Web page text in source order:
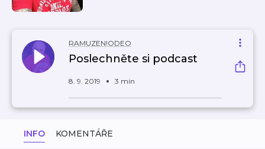
RAMUZEN!ODEO
Poslechněte si podcast
8. 9. 2019 3 min
INFO KOMENTÁŘE